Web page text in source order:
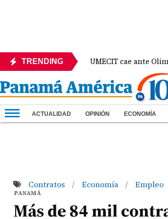
TRENDING UMECIT cae ante Olimpia
ACTUALIDAD OPINIÓN ECONOMÍA
Contratos / Economía / Empleo
PANAMÁ
Más de 84 mil